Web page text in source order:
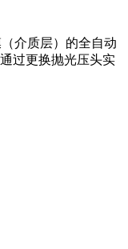
介质层）的全自动
过更换抛光压头实